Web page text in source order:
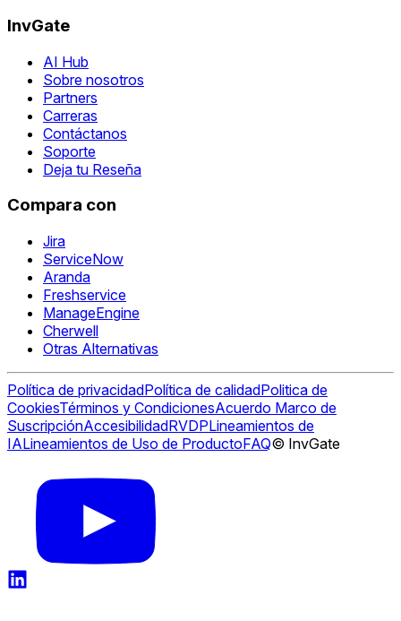
InvGate
AI Hub
Sobre nosotros
Partners
Carreras
Contáctanos
Soporte
Deja tu Reseña
Compara con
Jira
ServiceNow
Aranda
Freshservice
ManageEngine
Cherwell
Otras Alternativas
Política de privacidadPolítica de calidadPolitica de
CookiesTérminos y CondicionesAcuerdo Marco de
SuscripciónAccesibilidadRVDPLineamientos de
IALineamientos de Uso de ProductoFAQ© InvGate